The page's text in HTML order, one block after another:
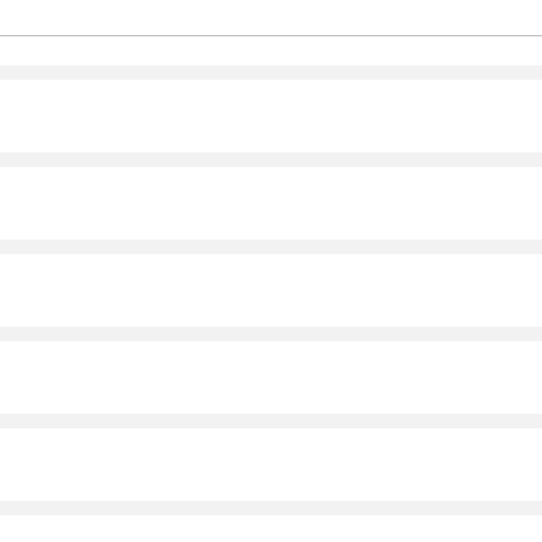
кровно заинтересованы в том, чтобы
в качестве технического обслуживания. В этом
деталей и расходных материалов для замены.
Ford Transit (Форд Транзит). При этом мы
комплектующих и расходных материалов. Это
нормочаса Количество нормочасов
Замена цепи ГРМ 1000 5,0 5000 7 Замена
(в том числе указанные цены на услуги по
кодекса РФ. Стоимость работ может меняться в